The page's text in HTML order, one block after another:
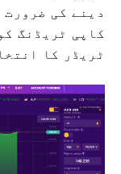
دینے کی
کاپی ٹریڈنگ
ٹریڈر کا